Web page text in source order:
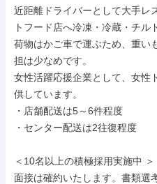
近距離ドライバーとして大手レ
トフード店へ冷凍・冷蔵・チル
荷物はかご車で運ぶため、重い
担は少なめです。
女性活躍応援企業として、女性
供しています。
・店舗配送は5～6件程度
・センター配送は2往復程度
＜10名以上の積極採用実施中 ＞
面接は確約いたします。書類選